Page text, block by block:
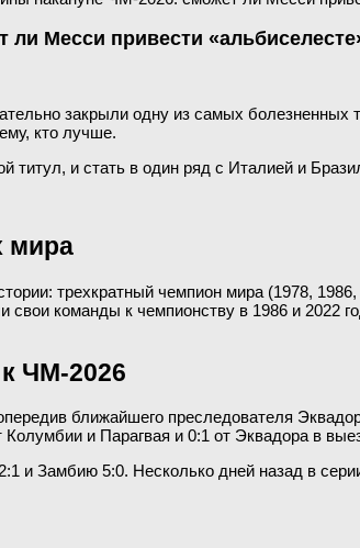
Месси привести
закрыли одну из самых
кто лучше.
титул, и стать в один ряд с Италией и
мира
трехкратный чемпион мира (1978,
команды к чемпионству в 1986 и 2022
ЧМ-2026
ближайшего преследователя
и Парагвая и 0:1 от Эквадора в
и Замбию 5:0. Несколько дней назад в